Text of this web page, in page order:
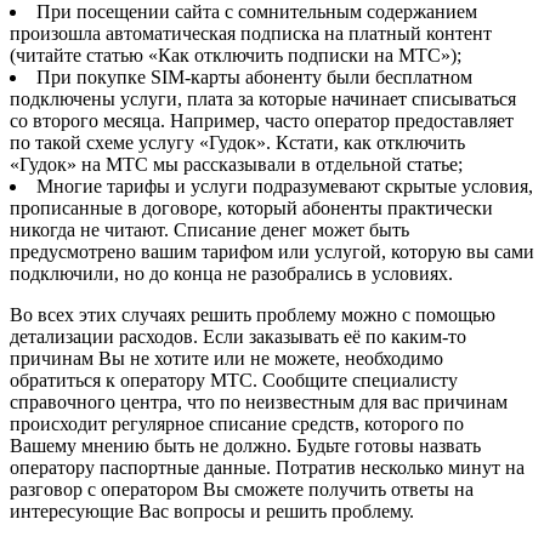
При посещении сайта с сомнительным содержанием
произошла автоматическая подписка на платный контент
(читайте статью «Как отключить подписки на МТС»);
При покупке SIM-карты абоненту были бесплатном
подключены услуги, плата за которые начинает списываться
со второго месяца. Например, часто оператор предоставляет
по такой схеме услугу «Гудок». Кстати, как отключить
«Гудок» на МТС мы рассказывали в отдельной статье;
Многие тарифы и услуги подразумевают скрытые условия,
прописанные в договоре, который абоненты практически
никогда не читают. Списание денег может быть
предусмотрено вашим тарифом или услугой, которую вы сами
подключили, но до конца не разобрались в условиях.
Во всех этих случаях решить проблему можно с помощью
детализации расходов. Если заказывать её по каким-то
причинам Вы не хотите или не можете, необходимо
обратиться к оператору МТС. Сообщите специалисту
справочного центра, что по неизвестным для вас причинам
происходит регулярное списание средств, которого по
Вашему мнению быть не должно. Будьте готовы назвать
оператору паспортные данные. Потратив несколько минут на
разговор с оператором Вы сможете получить ответы на
интересующие Вас вопросы и решить проблему.